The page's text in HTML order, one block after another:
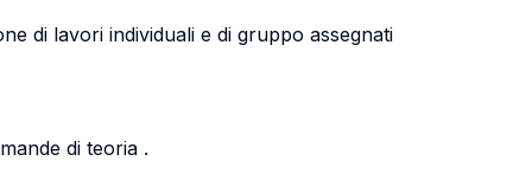
di lavori individuali e di gruppo assegnati
di teoria .